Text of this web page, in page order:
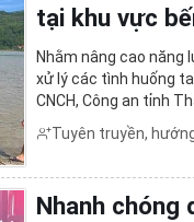
tại khu vực
Nhằm nâng cao năng
xử lý các tình huống
CNCH, Công an tỉnh
chức thực tập
Tuyên truyền,
Nhanh chóng